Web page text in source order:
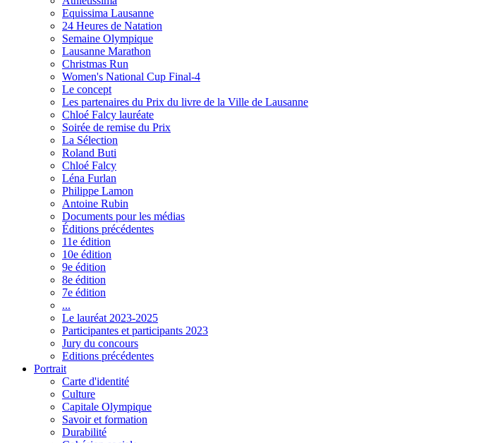
Equissima Lausanne
24 Heures de Natation
Semaine Olympique
Lausanne Marathon
Christmas Run
Women's National Cup Final-4
Le concept
Les partenaires du Prix du livre de la Ville de Lausanne
Chloé Falcy lauréate
Soirée de remise du Prix
La Sélection
Roland Buti
Chloé Falcy
Léna Furlan
Philippe Lamon
Antoine Rubin
Documents pour les médias
Éditions précédentes
11e édition
10e édition
9e édition
8e édition
7e édition
...
Le lauréat 2023-2025
Participantes et participants 2023
Jury du concours
Editions précédentes
Portrait
Carte d'identité
Culture
Capitale Olympique
Savoir et formation
Durabilité